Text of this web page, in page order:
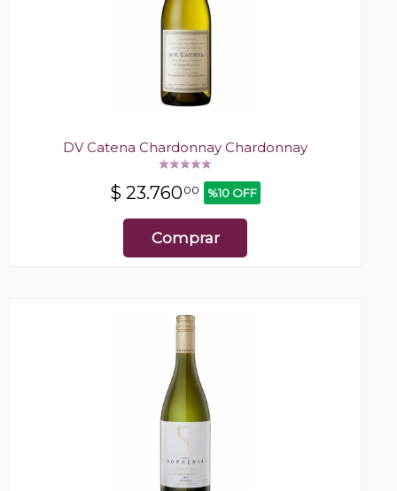
DV Catena Chardonnay Chardonnay
$ 23.76000 %10 OFF
Comprar